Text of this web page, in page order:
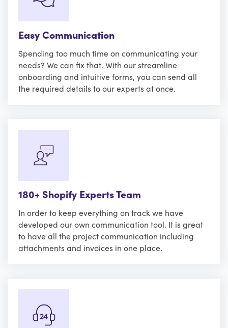
Easy Communication
Spending too much time on communicating your
needs? We can fix that. With our streamline
onboarding and intuitive forms, you can send all
the required details to our experts at once.
180+ Shopify Experts Team
In order to keep everything on track we have
developed our own communication tool. It is great
to have all the project communication including
attachments and invoices in one place.